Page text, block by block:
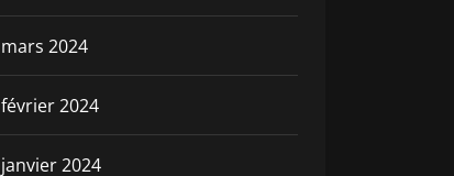
mars 2024
février 2024
janvier 2024